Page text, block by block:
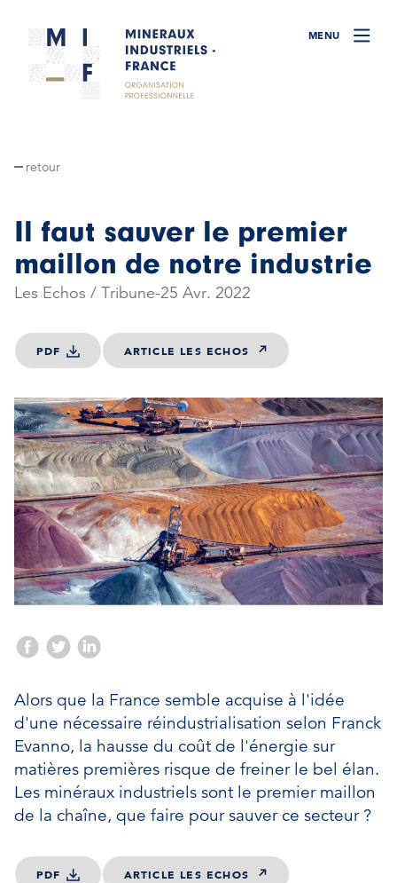
retour
Il faut sauver le premier
maillon de notre industrie
Les Echos / Tribune 25 Avr. 2022
PDF ARTICLE LES ECHOS
Alors que la France semble acquise à l'idée
d'une nécessaire réindustrialisation selon Franck
Evanno, la hausse du coût de l'énergie sur
matières premières risque de freiner le bel élan.
Les minéraux industriels sont le premier maillon
de la chaîne, que faire pour sauver ce secteur ?
PDF ARTICLE LES ECHOS